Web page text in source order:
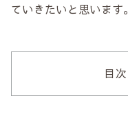
ていきたいと思います。
目次